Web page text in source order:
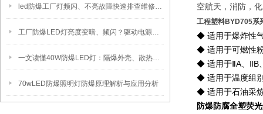
led防爆工厂灯频闪、不亮故障快速排查维修方法
工厂防爆LED灯亮度变暗、频闪？驱动电源故障检修方法
一文读懂40W防爆LED灯：隔爆外壳、散热、防爆认证原理
70wLED防爆照明灯防爆原理解析与应用分析
空航天，消防，
工程塑料BYD705系
◆ 适用于爆炸性
◆ 适用于可燃性
◆ 适用于ⅡA、ⅡB
◆ 适用于温度组
◆ 适用于石油采
防爆防腐全塑荧